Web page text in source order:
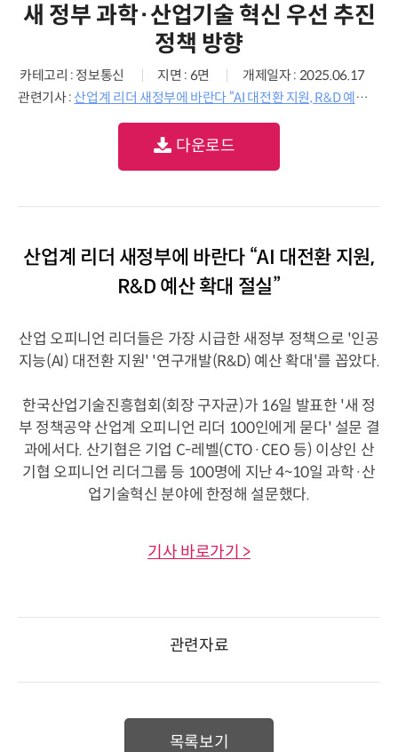
새 정부 과학·산업기술 혁신 우선 추진
정책 방향
카테고리 : 정보통신 지면 : 6면
개제일자 : 2025.06.17
관련기사 : 산업계 리더 새정부에 바란다 “AI 대전환 지원, R&D 예산 확대 절실”
다운로드
산업계 리더 새정부에 바란다 “AI 대전환 지원,
R&D 예산 확대 절실”
산업 오피니언 리더들은 가장 시급한 새정부 정책으로 '인공
지능(AI) 대전환 지원' '연구개발(R&D) 예산 확대'를 꼽았다.
한국산업기술진흥협회(회장 구자균)가 16일 발표한 '새 정
부 정책공약 산업계 오피니언 리더 100인에게 묻다' 설문 결
과에서다. 산기협은 기업 C-레벨(CTO·CEO 등) 이상인 산
기협 오피니언 리더그룹 등 100명에 지난 4~10일 과학·산
업기술혁신 분야에 한정해 설문했다.
기사 바로가기 >
관련자료
목록보기